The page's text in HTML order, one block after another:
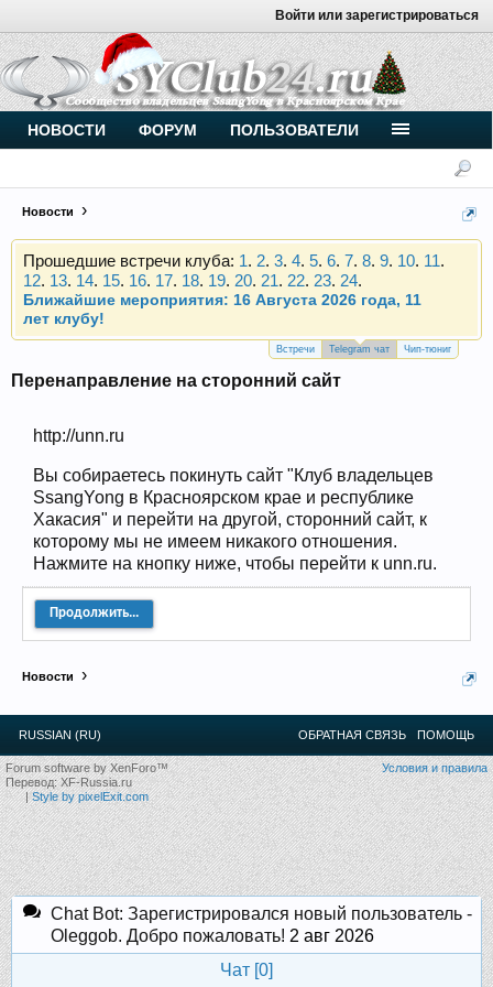
Войти или зарегистрироваться
Новости
Внимание, новые участники нашего клуба!
Основное общение происходит вTelegram-чате.
Присоединяйтесь.
Чип-тюнинг (прошивка) дизелей от
Vahmurka
12.13.14.15.16.17.18.19.20.21.22.23.24.
Ближайшие мероприятия: 16 Августа 2026 года, 11
лет клубу!
Внимание, новые участники нашего клуба!
Основное общение происходит вTelegram-чате.
Чип-тюнинг (прошивка) дизелей от
Прошедшие встречи клуба: 5. 8. 10
12.13.14 .15. 16.17.18.19.20. 21.22 .23.24.
Ближайшие мероприятия: 16 Августа 2026 года, 11
лет клубу!
Встречи Telegram чат Чип-тюниг
Перенаправление на сторонний сайт
http://unn.ru
Вы собираетесь покинуть сайт "Клуб владельцев
SsangYong в Красноярском крае и республике
Хакасия" и перейти на другой, сторонний сайт, к
которому мы не имеем никакого отношения.
Нажмите на кнопку ниже, чтобы перейти к unn.ru.
Продолжить...
Новости
НОВОСТИ ФОРУМ ПОЛЬЗОВАТЕЛИ
RUSSIAN (RU) ОБРАТНАЯ СВЯЗЬ ПОМОЩЬ
Условия и правила
Forum software by XenForo™
Перевод:XF-Russia.ru
|Style by pixelExit.com
Chat Bot: Зарегистрировался новый пользователь -
Oleggob. Добро пожаловать! 2 авг 2026
Чат [0]